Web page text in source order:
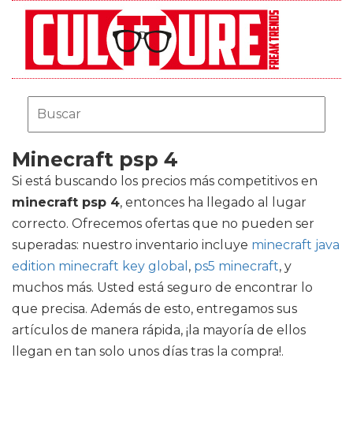
Minecraft psp 4
Si está buscando los precios más competitivos en
minecraft psp 4, entonces ha llegado al lugar
correcto. Ofrecemos ofertas que no pueden ser
superadas: nuestro inventario incluye minecraft java
edition minecraft key global , ps5 minecraft, y
muchos más. Usted está seguro de encontrar lo
que precisa. Además de esto, entregamos sus
artículos de manera rápida, ¡la mayoría de ellos
llegan en tan solo unos días tras la compra!.